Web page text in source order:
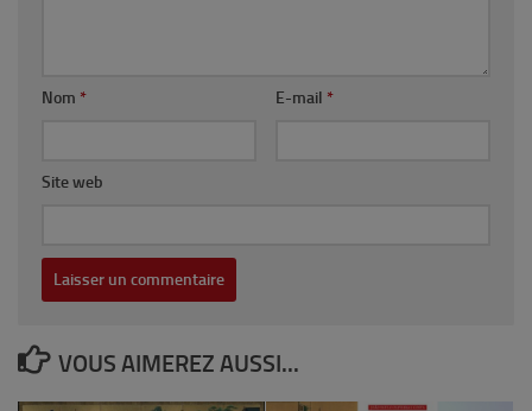
Nom * E-mail *
Site web
VOUS AIMEREZ AUSSI...